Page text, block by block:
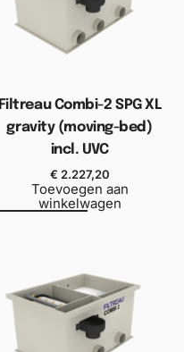
Filtreau Combi-2 SPG XL
gravity (moving-bed)
incl. UVC
€ 2.227,20
Toevoegen aan
winkelwagen